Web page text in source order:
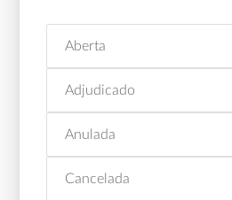
Aberta
Adjudicado
Anulada
Cancelada